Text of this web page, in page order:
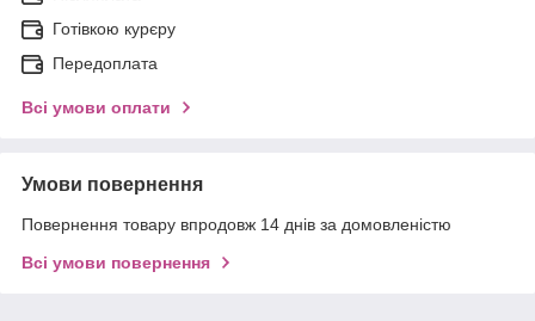
Готівкою курєру
Передоплата
Всі умови оплати
Умови повернення
Повернення товару впродовж 14 днів за домовленістю
Всі умови повернення